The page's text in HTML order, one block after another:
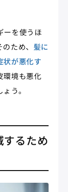
ーを使うほ
ため、 髪に
状が悪化す
環境も悪化
う。
るため